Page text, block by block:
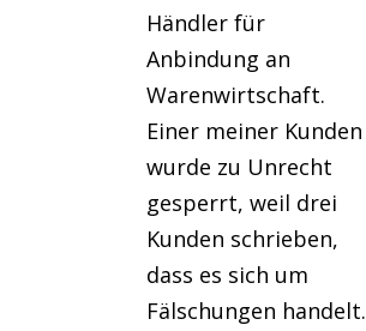
Händler für
Anbindung an
Warenwirtschaft.
Einer meiner Kunden
wurde zu Unrecht
gesperrt, weil drei
Kunden schrieben,
dass es sich um
Fälschungen handelt.